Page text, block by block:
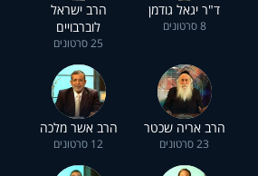
ד"ר יגאל גודמן
8 סרטונים
הרב ישראל
לוברבויים
25 סרטונים
הרב אריה שכטר
23 סרטונים
הרב אשר מלכה
12 סרטונים